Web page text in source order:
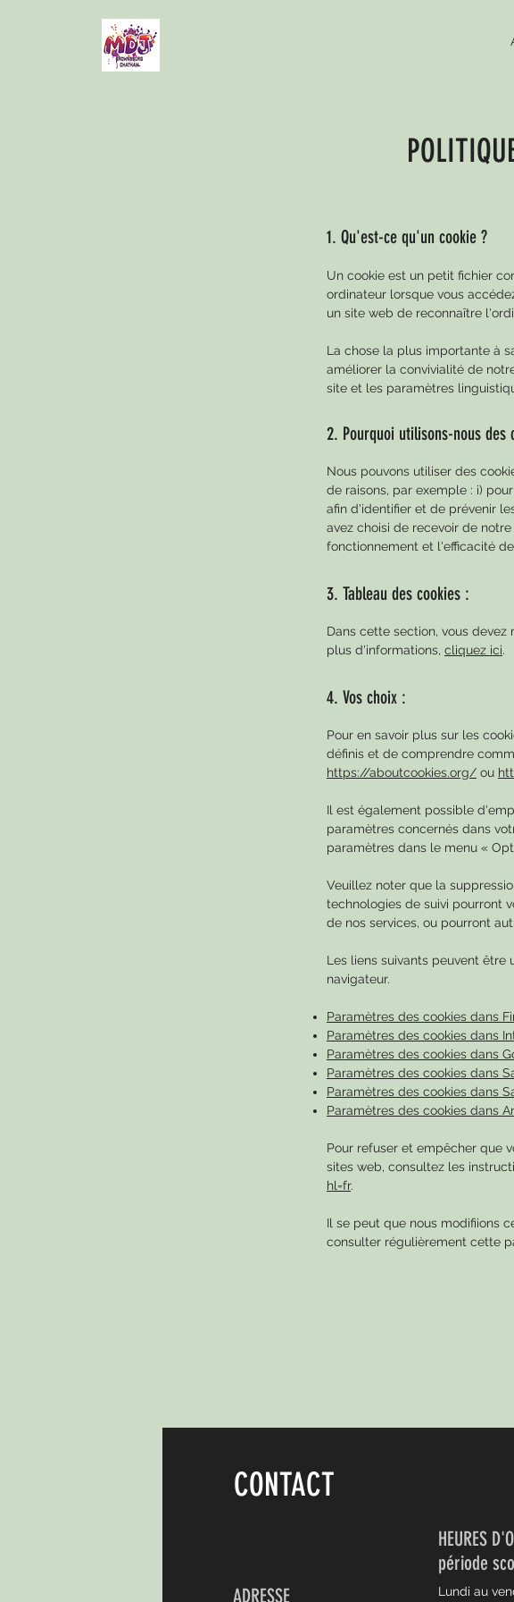
1. Qu'est-ce qu'un cookie ?
Un cookie est un petit fichier
ordinateur lorsque vous
un site web de reconnaître
La chose la plus importante à
améliorer la convivialité de
site et les paramètres
2. Pourquoi utilisons-nous des
Nous pouvons utiliser des
de raisons, par exemple : i)
afin d'identifier et de prévenir
avez choisi de recevoir de
fonctionnement et l'efficacité
3. Tableau des cookies :
Dans cette section, vous devez
plus d'informations, cliquez ici.
4. Vos choix :
Pour en savoir plus sur les
définis et de comprendre
https://aboutcookies.org/ ou
Il est également possible
paramètres concernés dans
paramètres dans le menu «
Veuillez noter que la
technologies de suivi pourront
de nos services, ou pourront
Les liens suivants peuvent être
navigateur.
Paramètres des cookies dans
Paramètres des cookies dans
Paramètres des cookies dans
Paramètres des cookies dans
Paramètres des cookies dans
Paramètres des cookies dans
Pour refuser et empêcher que
sites web, consultez les
hl=fr.
Il se peut que nous modifiions
consulter régulièrement cette
CONTACT
HEURES
période
ADRESSE
Lundi au